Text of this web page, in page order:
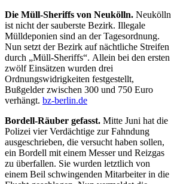
Die Müll-Sheriffs von Neukölln. Neukölln
ist nicht der sauberste Bezirk. Illegale
Mülldeponien sind an der Tagesordnung.
Nun setzt der Bezirk auf nächtliche Streifen
durch „Müll-Sheriffs“. Allein bei den ersten
zwölf Einsätzen wurden drei
Ordnungswidrigkeiten festgestellt,
Bußgelder zwischen 300 und 750 Euro
verhängt. bz-berlin.de
Bordell-Räuber gefasst. Mitte Juni hat die
Polizei vier Verdächtige zur Fahndung
ausgeschrieben, die versucht haben sollen,
ein Bordell mit einem Messer und Reizgas
zu überfallen. Sie wurden letztlich von
einem Beil schwingenden Mitarbeiter in die